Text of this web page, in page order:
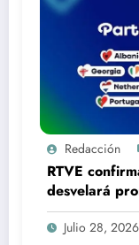
Redacción
RTVE
desvelará
Julio 28, 2026